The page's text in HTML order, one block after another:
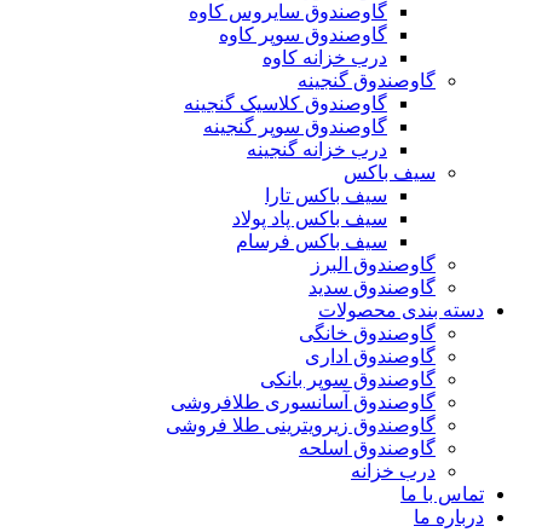
گاوصندوق سایروس کاوه
گاوصندوق سوپر کاوه
درب خزانه کاوه
گاوصندوق گنجینه
گاوصندوق کلاسیک گنجینه
گاوصندوق سوپر گنجینه
درب خزانه گنجینه
سیف باکس
سیف باکس تارا
سیف باکس پاد پولاد
سیف باکس فرسام
گاوصندوق البرز
گاوصندوق سدید
دسته بندی محصولات
گاوصندوق خانگی
گاوصندوق اداری
گاوصندوق سوپر بانکی
گاوصندوق آسانسوری طلافروشی
گاوصندوق زیرویترینی طلا فروشی
گاوصندوق اسلحه
درب خزانه
تماس با ما
درباره ما